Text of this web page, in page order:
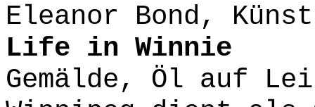
Eleanor Bond,
Life in Winnie
Gemälde, Öl auf